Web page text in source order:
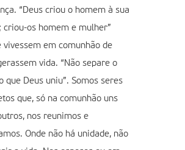
“Deus criou o homem à sua
criou-os homem e mulher”
vivessem em comunhão de
vida. “Não separe o
que Deus uniu”. Somos seres
que, só na comunhão uns
nos reunimos e
Onde não há unidade, não